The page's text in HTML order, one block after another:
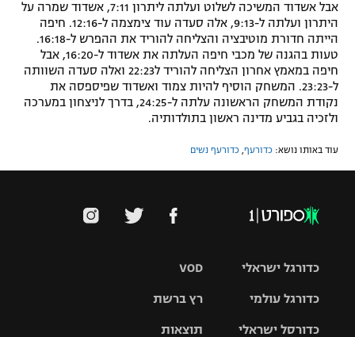
אבל אשדוד המשיכה לשלוט ועלתה ליתרון 7:11, אשדוד שמרה על
היתרון ועלתה ל-9:13, אלה סעדה עוד צימצמה ל-12:16. חיפה
הייתה חדורת מוטיבציה והצליחה להוריד את ההפרש ל-16:18.
טעות בהגנה של מכבי חיפה העלתה את אשדוד ל-16:20, אבל
חיפה במאמץ אחרון הצליחה להוריד ל22:23 ואלה סעדה השוותה
ל-23:23. המשחק הוסיף להיות צמוד ואשדוד שפיספסה את
נקודת המשחק הראשונה עלתה ל-24:25, בדרך לניצחון במערכה
ולזכיה בגביע מדינה ראשון בתולדותיה.
עוד באותו נושא: כדורעף כדורעף נשים
VOD
רץ ברשת
תוצאות
כדורגל ישראלי
כדורגל עולמי
כדורסל ישראלי